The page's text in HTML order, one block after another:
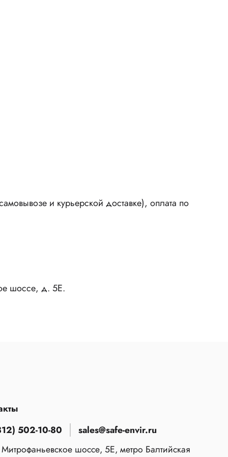
и курьерской доставке), оплата по
шоссе, д. 5Е.
502-10-80
sales@safe-envir.ru
шоссе, 5Е, метро Балтийская